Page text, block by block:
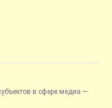
в сфере медиа —